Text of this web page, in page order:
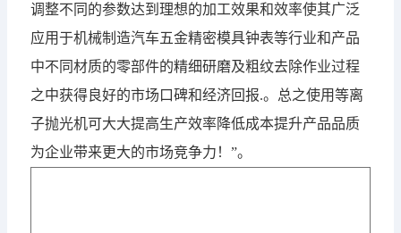
调整不同的参数达到理想的加工效果和效率使其广泛
应用于机械制造汽车五金精密模具钟表等行业和产品
中不同材质的零部件的精细研磨及粗纹去除作业过程
之中获得良好的市场口碑和经济回报.。总之使用等离
子抛光机可大大提高生产效率降低成本提升产品品质
为企业带来更大的市场竞争力！”。